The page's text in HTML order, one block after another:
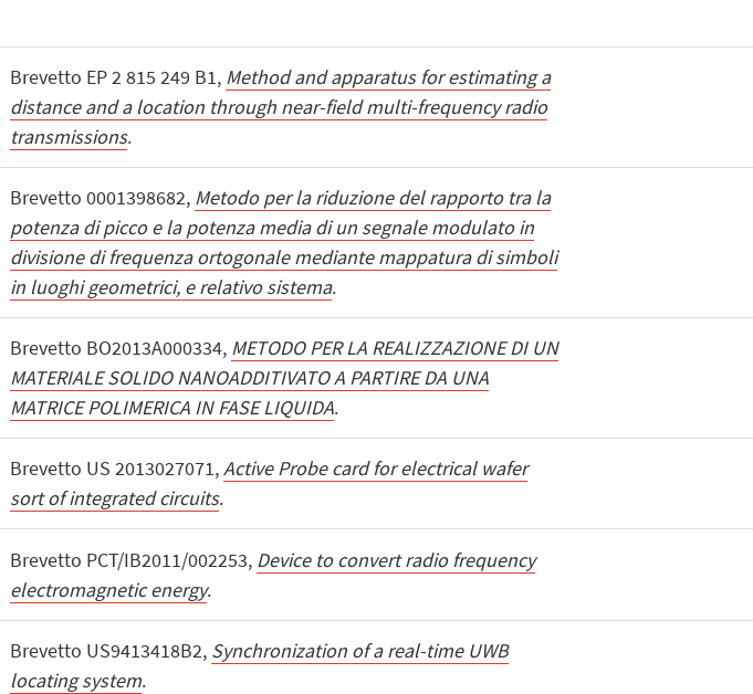
Brevetto EP 2 815 249 B1, Method and apparatus for estimating a
distance and a location through near-field multi-frequency radio
transmissions.
Brevetto 0001398682, Metodo per la riduzione del rapporto tra la
potenza di picco e la potenza media di un segnale modulato in
divisione di frequenza ortogonale mediante mappatura di simboli
in luoghi geometrici, e relativo sistema.
Brevetto BO2013A000334, METODO PER LA REALIZZAZIONE DI UN
MATERIALE SOLIDO NANOADDITIVATO A PARTIRE DA UNA
MATRICE POLIMERICA IN FASE LIQUIDA.
Brevetto US 2013027071,Active Probe card for electrical wafer
sort of integrated circuits.
Brevetto PCT/IB2011/002253, Device to convert radio frequency
electromagnetic energy.
Brevetto US9413418B2, Synchronization of a real-time UWB
locating system.